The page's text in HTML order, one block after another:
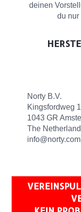
deinen
du nur
Norty B.V.
Kingsfordweg
1043 GR
The
info@norty.com